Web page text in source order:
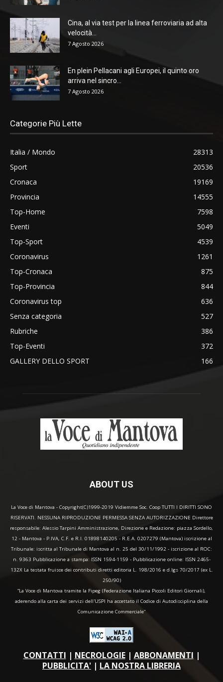
Cina, al via test per la linea ferroviaria ad alta
velocità...
7 Agosto 2026
En plein Pellacani agli Europei, il quinto oro
arriva nel sincro...
7 Agosto 2026
Categorie Più Lette
Italia / Mondo
28313
Sport
20536
Cronaca
19169
Provincia
14555
Top-Home
7598
Eventi
5049
Top-Sport
4539
Coronavirus
1261
Top-Cronaca
875
Top-Provincia
844
Coronavirus top
636
Senza categoria
527
Rubriche
386
Top-Eventi
372
GALLERY DELLO SPORT
166
ABOUT US
La Voce di Mantova - Copyright(C)1999-2019 Vidiemme Soc. Coop TUTTI I DIRITTI SONO
RISERVATI. NESSUNA RIPRODUZIONE PERMESSA SENZA AUTORIZZAZIONE Direttore
responsabile: Alessio Tarpini Amministrazione, Direzione e Redazione: piazza Sordello,
12 - Mantova - P.IVA, C.F. e R.I. 01898140205 - R.E.A. 0207279 (Mantova) iscrizione al
Tribunale: iscritta al Tribunale di Mantova al n. 25 del 30/11/1992 - iscrizione al ROC:
n. 9363 Pubblicazione a stampa: ISSN 1594-1159 - Pubblicazione online: ISSN 2465-
132X La testata fruisce dei contributi diretti editoria L. 198/2016 e d.lgs 70/2017 (ex L.
250/90)
“La Voce di Mantova tramite la Fipeg (Federazione Italiana Piccoli Editori Giornali),
aderendo alla carta dei servizi dell'USPI ha accettato il Codice di Autodisciplina della
Comunicazione Commerciale"
CONTATTI | NECROLOGIE| ABBONAMENTI |
PUBBLICITA' | LA NOSTRA LIBRERIA